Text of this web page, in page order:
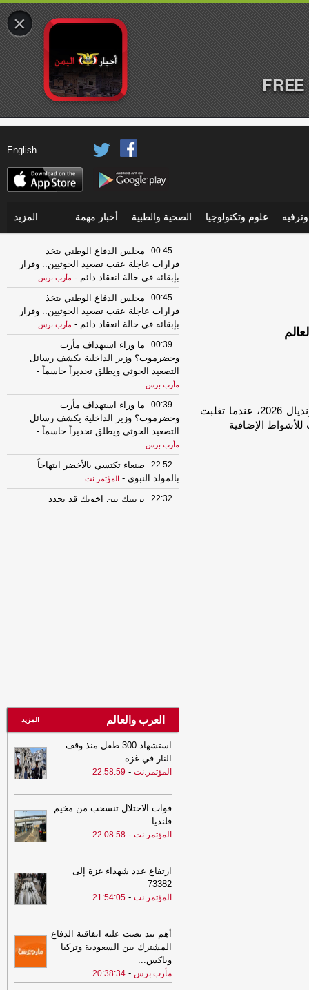
English
علوم وتكنولوجيا الصحية والطبية أخبار مهمة المزيد
اجتازت الأرجنتين اختبارها الصعب أمام أحد مفاجآت مونديال 2026، عندما تغلبت
00:45
مجلس الدفاع الوطني يتخذ
قرارات عاجلة عقب تصعيد الحوثيين.. وقرار
بإبقائه في حالة انعقاد دائم - مأرب برس
00:45
مجلس الدفاع الوطني يتخذ
قرارات عاجلة عقب تصعيد الحوثيين.. وقرار
بإبقائه في حالة انعقاد دائم - مأرب برس
00:39
ما وراء استهداف مأرب
وحضرموت؟ وزير الداخلية يكشف رسائل
التصعيد الحوثي ويطلق تحذيراً حاسماً -
مأرب برس
00:39
ما وراء استهداف مأرب
وحضرموت؟ وزير الداخلية يكشف رسائل
التصعيد الحوثي ويطلق تحذيراً حاسماً -
مأرب برس
22:52
صنعاء تكتسي بالأخضر ابتهاجاً
بالمولد النبوي - المؤتمر.نت
22:32
ترتيبك بين إخوتك قد يحدد
20:47
بيان هام للسلطة المحلية
بمحافظة مأرب-
20:37
السعودية ترفع الجاهزية وتلوّح
بالخيار العسكري مع تصاعد تهديدات
الحوثيين للبحر الأحمر والمنشآت النفطية-
مأرب برس
20:37
السعودية ترفع الجاهزية وتلوّح
بالخيار العسكري مع تصاعد تهديدات
الحوثيين للبحر الأحمر والمنشآت النفطية-
مأرب برس
20:37
أهم بند نصت عليه اتفاقية الدفاع
المشترك بين السعودية وتركيا وباكستان-
مأرب برس
20:22
الرياض على أهبة الاستعداد..
استخبارات تكشف مخططًا حوثيًا لضرب
المملكة من جبهتين-مأرب برس
20:22
الرياض على أهبة الاستعداد..
استخبارات تكشف مخططًا حوثيًا لضرب
العرب والعالم المزيد
استشهاد 300 طفل منذ وقف
النار في غزة
المؤتمر.نت -
22:58:59
قوات الاحتلال تنسحب من مخيم
قلنديا
المؤتمر.نت -
22:08:58
ارتفاع عدد شهداء غزة إلى
73382
المؤتمر.نت -
21:54:05
أهم بند نصت عليه اتفاقية الدفاع
المشترك بين السعودية وتركيا
وباكس...
مأرب برس -
20:38:34
×